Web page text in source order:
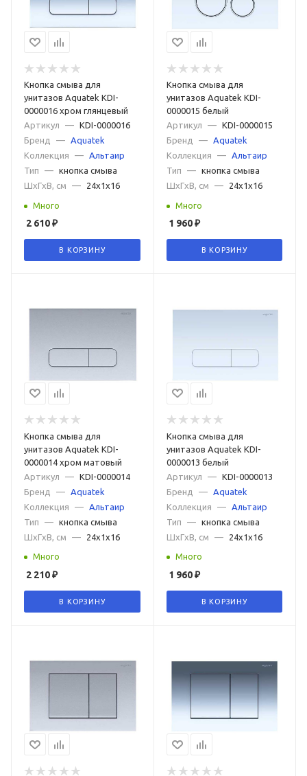
Кнопка смыва для
унитазов Aquatek KDI-
0000016 хром глянцевый
Артикул
— KDI-0000016
Бренд
— Aquatek
Коллекция
— Альтаир
Тип
— кнопка смыва
ШxГxВ, см
— 24x1x16
Много
2 610₽
В КОРЗИНУ
Кнопка смыва для
унитазов Aquatek KDI-
0000015 белый
Артикул
—
KDI-0000015
Бренд
—
Aquatek
Коллекция
—
Альтаир
Тип
—
кнопка смыва
ШxГxВ, см
— 24x1x16
Много
1 960₽
В КОРЗИНУ
Кнопка смыва для
унитазов Aquatek KDI-
0000014 хром матовый
Артикул
— KDI-0000014
Бренд
—
Aquatek
Коллекция
—
Альтаир
Тип
— кнопка смыва
ШxГxВ, см
— 24x1x16
Много
2 210₽
В КОРЗИНУ
Кнопка смыва для
унитазов Aquatek KDI-
0000013 белый
Артикул
—
KDI-0000013
Бренд
—
Aquatek
Коллекция
—
Альтаир
Тип
—
кнопка смыва
ШxГxВ, см
— 24x1x16
Много
1 960₽
В КОРЗИНУ